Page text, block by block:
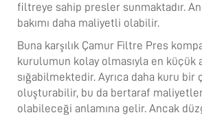
filtreye sahip presler sunmaktadır.
bakımı daha maliyetli olabilir.
Buna karşılık Çamur Filtre Pres
kurulumun kolay olmasıyla en küçük
sığabilmektedir. Ayrıca daha kuru bir
oluşturabilir, bu da bertaraf
olabileceği anlamına gelir. Ancak